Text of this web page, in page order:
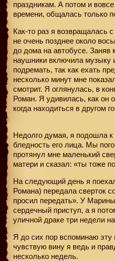
праздникам. А потом и
времени, общалась только
Как-то раз я возвращалась
не очень позднее около
до дома на автобусе. Заняв
наушники включила музыку
подремать, так как ехать
несколько минут мне
смотрит. Я оглянулась, в
Роман. Я удивилась, как он
когда находиться в другом
Недолго думая, я подошла
бледность его лица. Мы
протянул мне маленький
матери и сказал: «ты тоже
На следующий день я
Романа) передала сверток
просил передать». У
сердечный приступ, а я
уличной драке три недели
Я до сих пор вспоминаю
чувствую вину я ведь и
несколько недель.